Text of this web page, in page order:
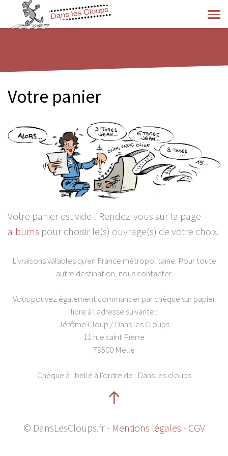
Votre panier
Votre panier est vide ! Rendez-vous sur la page
albums pour choisir le(s) ouvrage(s) de votre choix.
Livraisons valables qu'en France métropolitaine. Pour toute
autre destination, nous contacter.
Vous pouvez également commander par chèque sur papier
libre à l'adresse suivante :
Jérôme Cloup / Dans les Cloups
11 rue saint Pierre
79500 Melle
Chèque à libellé à l'ordre de : Dans les cloups
© DansLesCloups.fr - Mentions légales - CGV